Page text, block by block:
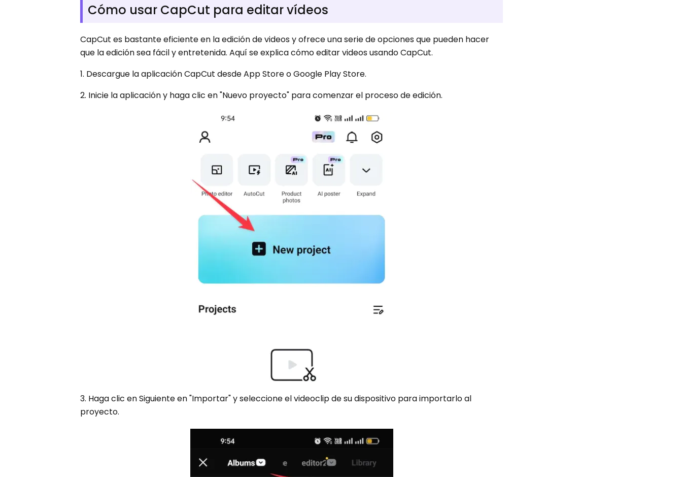
Cómo usar CapCut para editar vídeos
CapCut es bastante eficiente en la edición de videos y ofrece una serie de opciones que pueden hacer
que la edición sea fácil y entretenida. Aquí se explica cómo editar videos usando CapCut.
1. Descargue la aplicación CapCut desde App Store o Google Play Store.
2. Inicie la aplicación y haga clic en "Nuevo proyecto" para comenzar el proceso de edición.
3. Haga clic en Siguiente en "Importar" y seleccione el videoclip de su dispositivo para importarlo al
proyecto.